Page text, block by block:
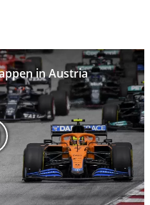
in Austria